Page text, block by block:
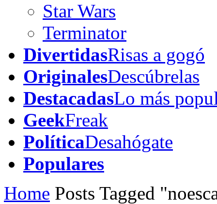
Star Wars
Terminator
DivertidasRisas a gogó
OriginalesDescúbrelas
DestacadasLo más
GeekFreak
PolíticaDesahógate
Populares
Home Posts Tagged